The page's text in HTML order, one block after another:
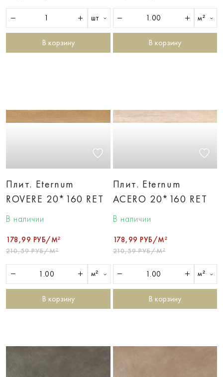
шт
В корзину
м²
В корзину
Плит. Eternum
ROVERE 20*160 RET
В наличии
178,99 РУБ/М²
210,59 РУБ/М²
м²
В корзину
Плит. Eternum
ACERO 20*160 RET
В наличии
178,99 РУБ/М²
210,59 РУБ/М²
м²
В корзину